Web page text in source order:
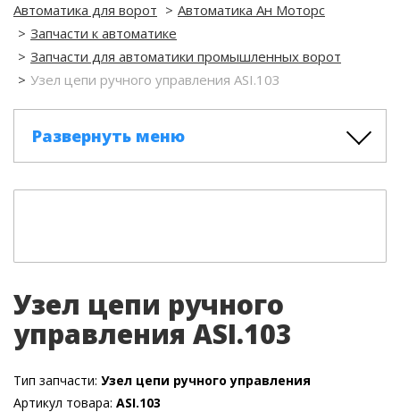
Автоматика для ворот
Автоматика Ан Моторс
Запчасти к автоматике
Запчасти для автоматики промышленных ворот
Узел цепи ручного управления ASI.103
Развернуть меню
Узел цепи ручного
управления ASI.103
Тип запчасти: Узел цепи ручного управления
Артикул товара: ASI.103